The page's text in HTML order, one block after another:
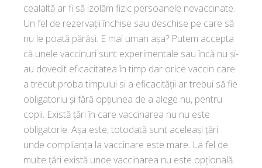
cealaltă ar fi să izolăm fizic persoanele nevaccinate.
Un fel de rezervații închise sau deschise pe care să
nu le poată părăsi. E mai uman așa? Putem accepta
că unele vaccinuri sunt experimentale sau încă nu și-
au dovedit eficacitatea în timp dar orice vaccin care
a trecut proba timpului si a eficacității ar trebui să fie
obligatoriu și fără opțiunea de a alege nu, pentru
copii. Există țări în care vaccinarea nu nu este
obligatorie. Așa este, totodată sunt aceleași țări
unde complianța la vaccinare este mare. La fel de
multe țări există unde vaccinarea nu este opțională.